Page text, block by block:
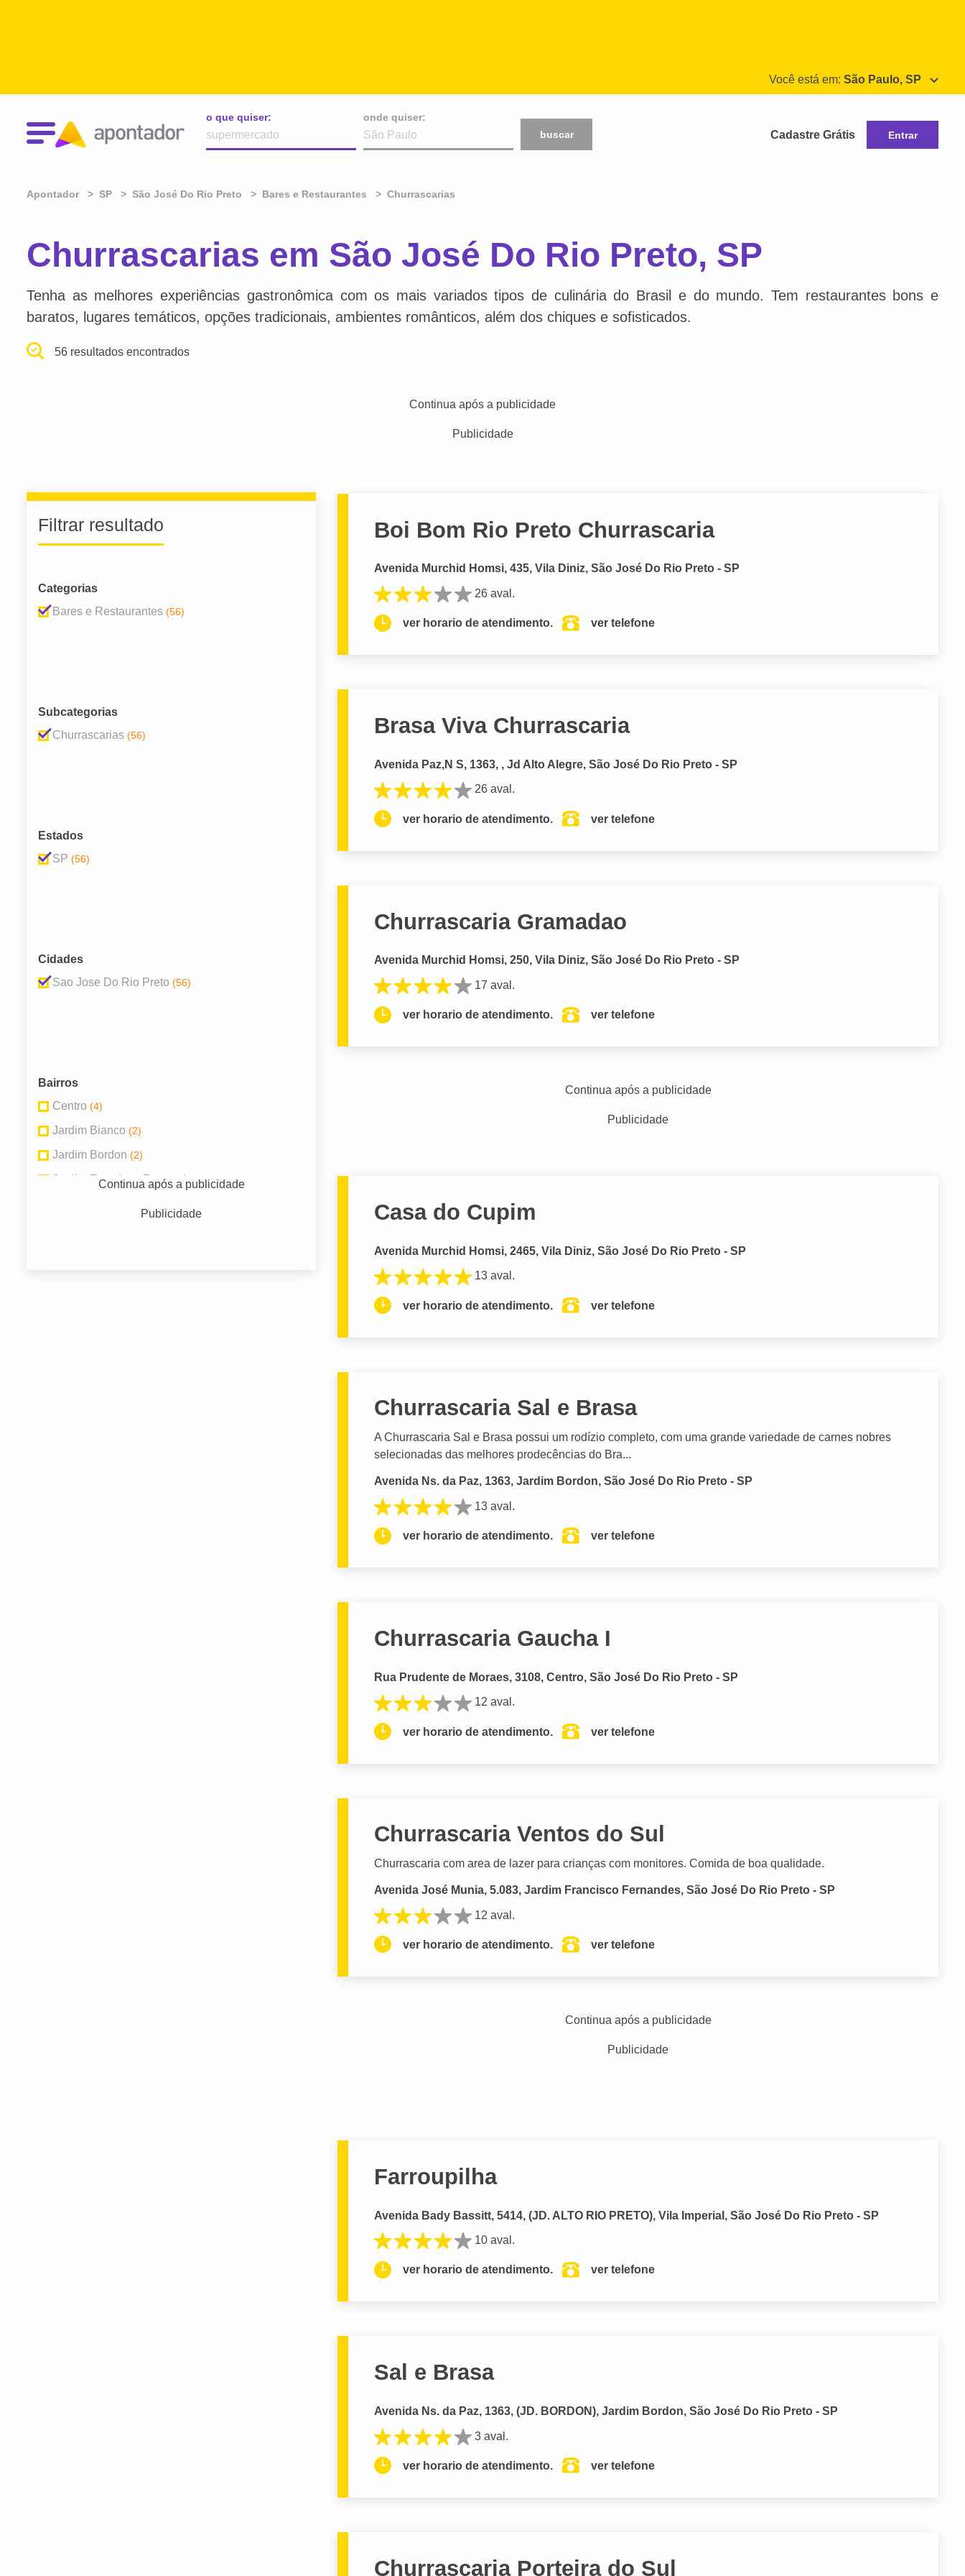
Você está em: São Paulo, SP
o que quiser:
onde quiser:
buscar
Cadastre Grátis Entrar
Apontador SP São José Do Rio Preto Bares e Restaurantes Churrascarias
Churrascarias em São José Do Rio Preto, SP
Tenha as melhores experiências gastronômica com os mais variados tipos de culinária do Brasil e do mundo. Tem restaurantes bons e
baratos, lugares temáticos, opções tradicionais, ambientes românticos, além dos chiques e sofisticados.
56 resultados encontrados
Continua após a publicidade
Publicidade
Filtrar resultado
Categorias
Bares e Restaurantes (56)
Subcategorias
Churrascarias (56)
Estados
SP (56)
Cidades
Sao Jose Do Rio Preto (56)
Bairros
Centro (4)
Jardim Bianco (2)
Jardim Bordon (2)
Jardim Francisco Fernandes(7)
Continua após a publicidade
Publicidade
Boi Bom Rio Preto Churrascaria
Avenida Murchid Homsi, 435, Vila Diniz, São José Do Rio Preto - SP
26 aval.
ver horario de atendimento. ver telefone
Brasa Viva Churrascaria
Avenida Paz,N S, 1363, , Jd Alto Alegre, São José Do Rio Preto - SP
26 aval.
ver horario de atendimento. ver telefone
Churrascaria Gramadao
Avenida Murchid Homsi, 250, Vila Diniz, São José Do Rio Preto - SP
17 aval.
ver horario de atendimento. ver telefone
Continua após a publicidade
Publicidade
Casa do Cupim
Avenida Murchid Homsi, 2465, Vila Diniz, São José Do Rio Preto - SP
13 aval.
ver horario de atendimento. ver telefone
Churrascaria Sal e Brasa
A Churrascaria Sal e Brasa possui um rodízio completo, com uma grande variedade de carnes nobres
selecionadas das melhores prodecências do Bra...
Avenida Ns. da Paz, 1363, Jardim Bordon, São José Do Rio Preto - SP
13 aval.
ver horario de atendimento. ver telefone
Churrascaria Gaucha I
Rua Prudente de Moraes, 3108, Centro, São José Do Rio Preto - SP
12 aval.
ver horario de atendimento. ver telefone
Churrascaria Ventos do Sul
Churrascaria com area de lazer para crianças com monitores. Comida de boa qualidade.
Avenida José Munia, 5.083, Jardim Francisco Fernandes, São José Do Rio Preto - SP
12 aval.
ver horario de atendimento. ver telefone
Continua após a publicidade
Publicidade
Farroupilha
Avenida Bady Bassitt, 5414, (JD. ALTO RIO PRETO), Vila Imperial, São José Do Rio Preto - SP
10 aval.
ver horario de atendimento. ver telefone
Sal e Brasa
Avenida Ns. da Paz, 1363, (JD. BORDON), Jardim Bordon, São José Do Rio Preto - SP
3 aval.
ver horario de atendimento. ver telefone
Churrascaria Porteira do Sul